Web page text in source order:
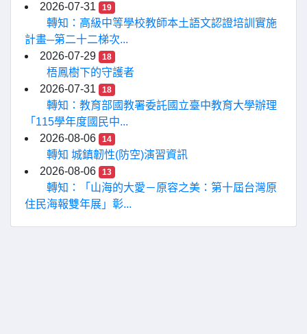
2026-07-31
19
轉知：高級中等學校教師本土語文認證培訓實施
計畫─第二十二梯次...
2026-07-29
18
梧鳳樹下的守護者
2026-07-31
18
轉知：教育部國教署委託國立臺中教育大學辦理
「115學年度國民中...
2026-08-06
14
轉知 城鎮韌性(防空)演習資訊
2026-08-06
13
轉知：「山海的大愛－原容之美：第十屆台灣原
住民海報雙年展」彰...